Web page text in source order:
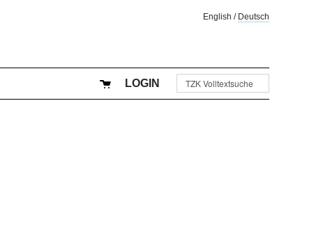
English / Deutsch
LOGIN